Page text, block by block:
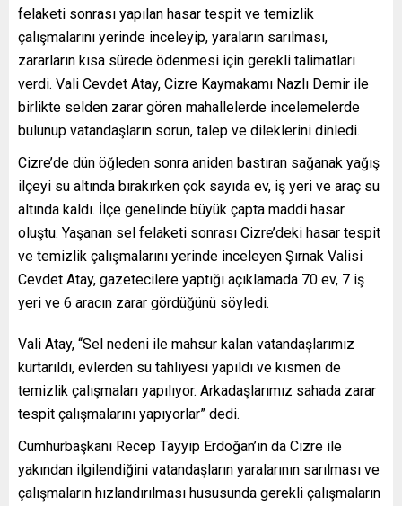
felaketi sonrası yapılan hasar tespit ve temizlik
çalışmalarını yerinde inceleyip, yaraların sarılması,
zararların kısa sürede ödenmesi için gerekli talimatları
verdi. Vali Cevdet Atay, Cizre Kaymakamı Nazlı Demir ile
birlikte selden zarar gören mahallelerde incelemelerde
bulunup vatandaşların sorun, talep ve dileklerini dinledi.
Cizre’de dün öğleden sonra aniden bastıran sağanak yağış
ilçeyi su altında bırakırken çok sayıda ev, iş yeri ve araç su
altında kaldı. İlçe genelinde büyük çapta maddi hasar
oluştu. Yaşanan sel felaketi sonrası Cizre’deki hasar tespit
ve temizlik çalışmalarını yerinde inceleyen Şırnak Valisi
Cevdet Atay, gazetecilere yaptığı açıklamada 70 ev, 7 iş
yeri ve 6 aracın zarar gördüğünü söyledi.
Vali Atay, “Sel nedeni ile mahsur kalan vatandaşlarımız
kurtarıldı, evlerden su tahliyesi yapıldı ve kısmen de
temizlik çalışmaları yapılıyor. Arkadaşlarımız sahada zarar
tespit çalışmalarını yapıyorlar” dedi.
Cumhurbaşkanı Recep Tayyip Erdoğan’ın da Cizre ile
yakından ilgilendiğini vatandaşların yaralarının sarılması ve
çalışmaların hızlandırılması hususunda gerekli çalışmaların